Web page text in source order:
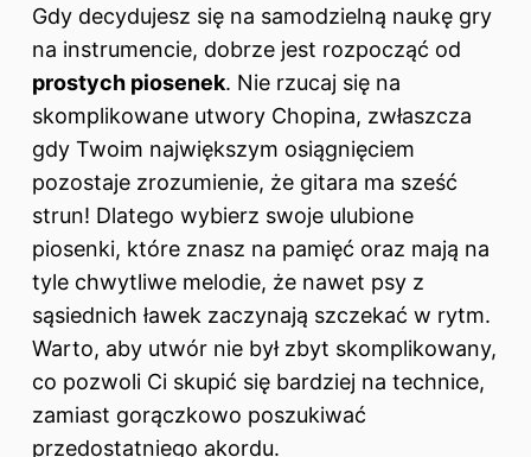
Gdy decydujesz się na samodzielną naukę gry
na instrumencie, dobrze jest rozpocząć od
prostych piosenek. Nie rzucaj się na
skomplikowane utwory Chopina, zwłaszcza
gdy Twoim największym osiągnięciem
pozostaje zrozumienie, że gitara ma sześć
strun! Dlatego wybierz swoje ulubione
piosenki, które znasz na pamięć oraz mają na
tyle chwytliwe melodie, że nawet psy z
sąsiednich ławek zaczynają szczekać w rytm.
Warto, aby utwór nie był zbyt skomplikowany,
co pozwoli Ci skupić się bardziej na technice,
zamiast gorączkowo poszukiwać
przedostatniego akordu.